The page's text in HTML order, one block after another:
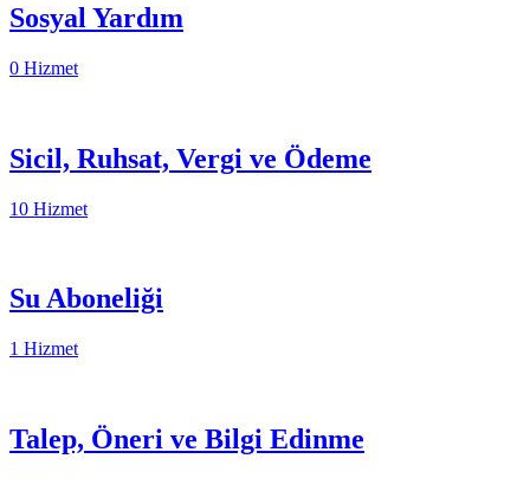
Sosyal Yardım
0 Hizmet
Sicil, Ruhsat, Vergi ve Ödeme
10 Hizmet
Su Aboneliği
1 Hizmet
Talep, Öneri ve Bilgi Edinme